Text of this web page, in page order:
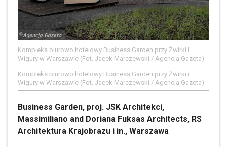
Kompleks biurowo hotelowy Business Garden przy Żwirki i
Wigury w Warszawie (Fot. Jacek Marczewski / Agencja Gazeta)
Kompleks biurowo hotelowy Business Garden przy Żwirki i
Wigury w Warszawie (Fot. Jacek Marczewski / Agencja Gazeta)
Business Garden, proj. JSK Architekci,
Massimiliano and Doriana Fuksas Architects, RS
Architektura Krajobrazu i in., Warszawa